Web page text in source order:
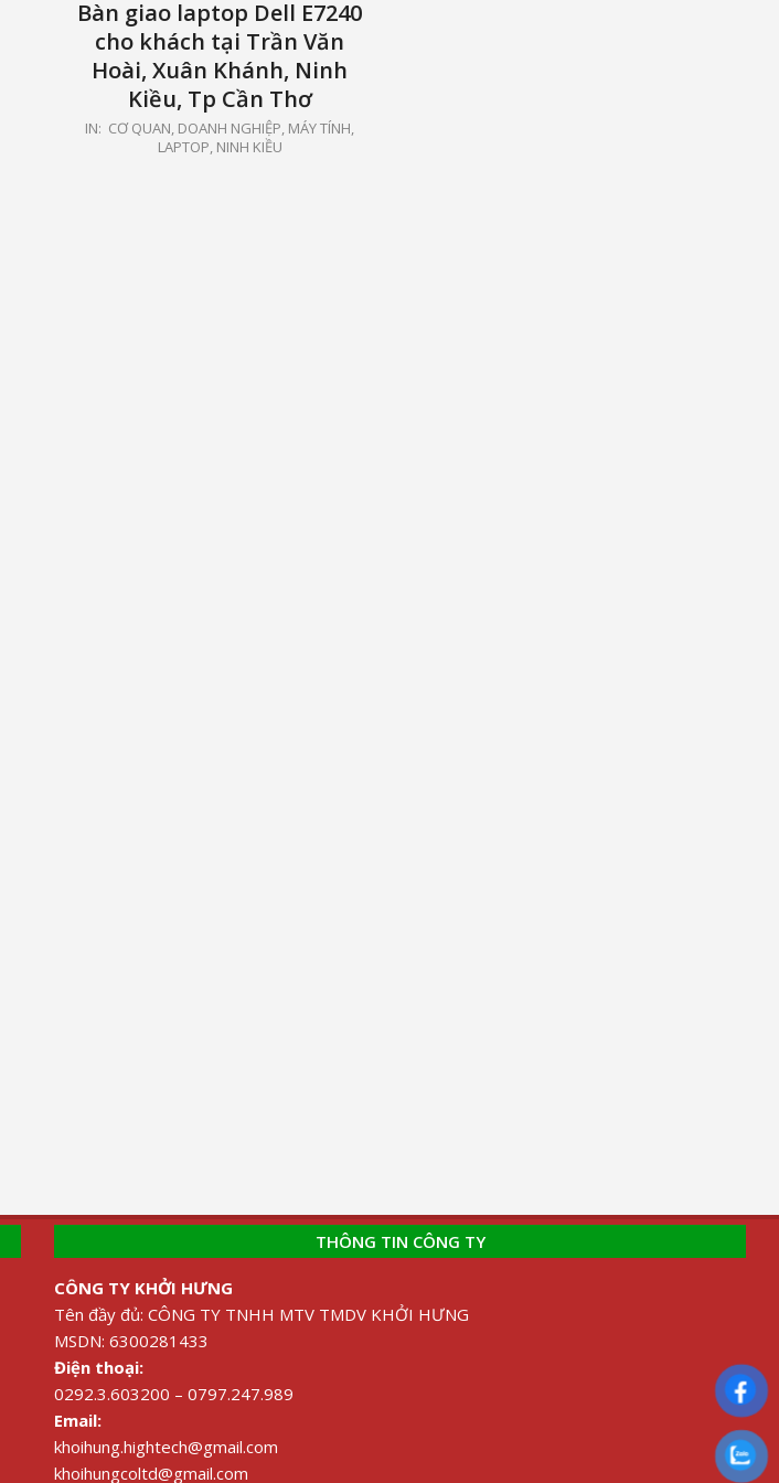
Bàn giao laptop Dell E7240
cho khách tại Trần Văn
Hoài, Xuân Khánh, Ninh
Kiều, Tp Cần Thơ
2021-
IN: CƠ QUAN, DOANH NGHIỆP, MÁY TÍNH,
LAPTOP, NINH KIỀU
THÔNG TIN CÔNG TY
CÔNG TY KHỞI HƯNG
Tên đầy đủ: CÔNG TY TNHH MTV TMDV KHỞI HƯNG
MSDN: 6300281433
Điện thoại:
0292.3.603200 – 0797.247.989
Email:
khoihung.hightech@gmail.com
khoihungcoltd@gmail.com